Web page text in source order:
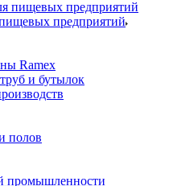
предприятий
Ramex
и бутылок
полов
промышленности